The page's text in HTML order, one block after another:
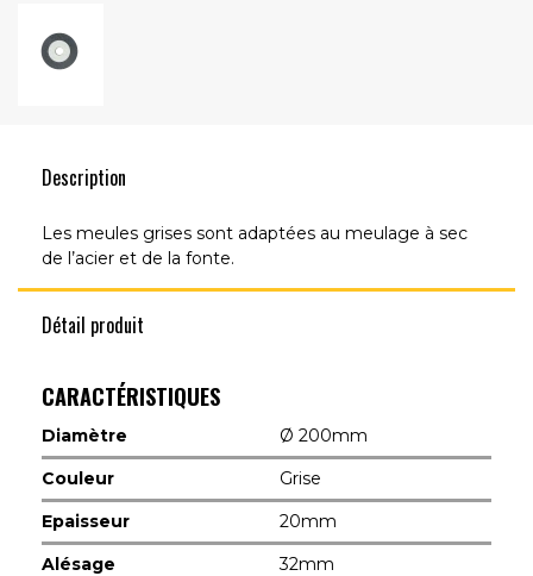
Description
Les meules grises sont adaptées au meulage à sec
de l’acier et de la fonte.
Détail produit
CARACTÉRISTIQUES
Diamètre
Ø 200mm
Couleur
Grise
Epaisseur
20mm
Alésage
32mm